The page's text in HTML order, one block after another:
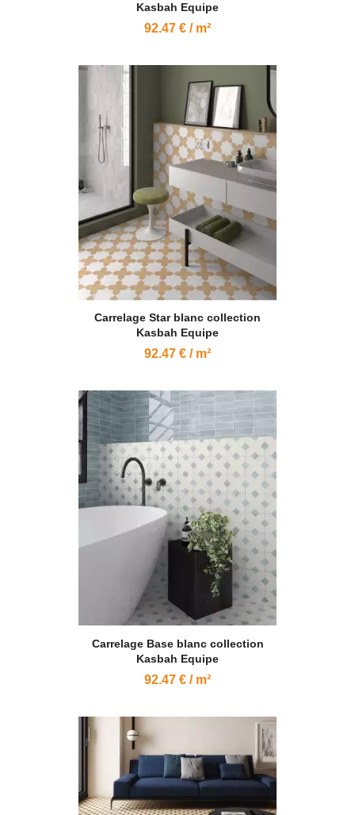
Kasbah Equipe
92.47 € / m²
Carrelage Star blanc collection
Kasbah Equipe
92.47 € / m²
Carrelage Base blanc collection
Kasbah Equipe
92.47 € / m²